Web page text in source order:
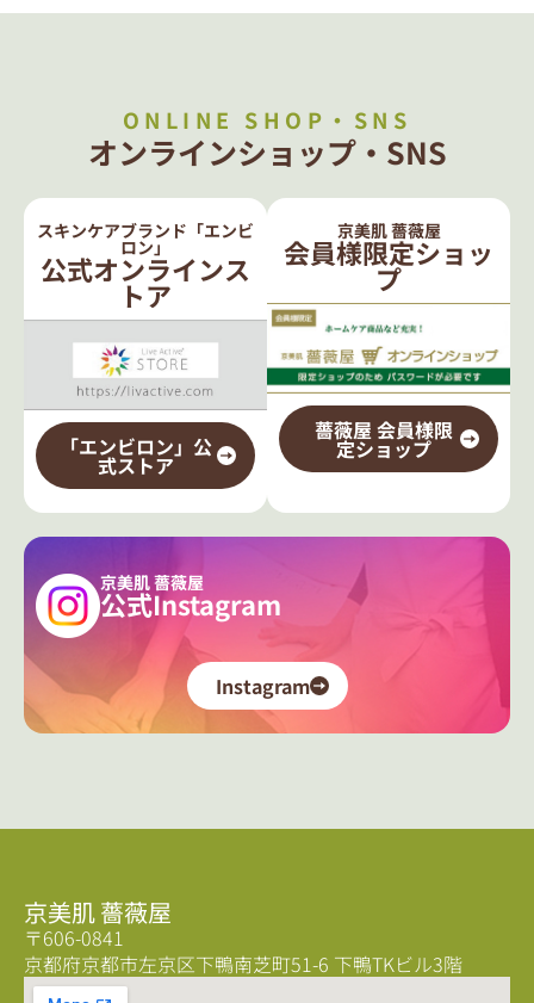
ONLINE SHOP・SNS
オンラインショップ・SNS
スキンケアブランド「エンビ
ロン」
公式オンラインス
トア
「エンビロン」公
式ストア
京美肌 薔薇屋
会員様限定ショッ
プ
薔薇屋 会員様限
定ショップ
京美肌 薔薇屋
公式Instagram
Instagram
京美肌 薔薇屋
〒606-0841
京都府京都市左京区下鴨南芝町51-6 下鴨TKビル3階